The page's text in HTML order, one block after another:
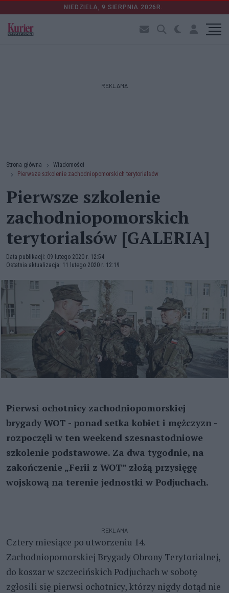
NIEDZIELA, 9 SIERPNIA 2026R.
REKLAMA
Strona główna
Wiadomości
Pierwsze szkolenie zachodniopomorskich terytorialsów
Pierwsze szkolenie
zachodniopomorskich
terytorialsów [GALERIA]
Data publikacji: 09 lutego 2020 r. 12:54
Ostatnia aktualizacja: 11 lutego 2020 r. 12:19
Pierwsi ochotnicy zachodniopomorskiej
brygady WOT - ponad setka kobiet i mężczyzn -
rozpoczęli w ten weekend szesnastodniowe
szkolenie podstawowe. Za dwa tygodnie, na
zakończenie „Ferii z WOT” złożą przysięgę
wojskową na terenie jednostki w Podjuchach.
REKLAMA
Cztery miesiące po utworzeniu 14.
Zachodniopomorskiej Brygady Obrony Terytorialnej,
do koszar w szczecińskich Podjuchach w sobotę
zgłosili się pierwsi ochotnicy, którzy nigdy dotąd nie